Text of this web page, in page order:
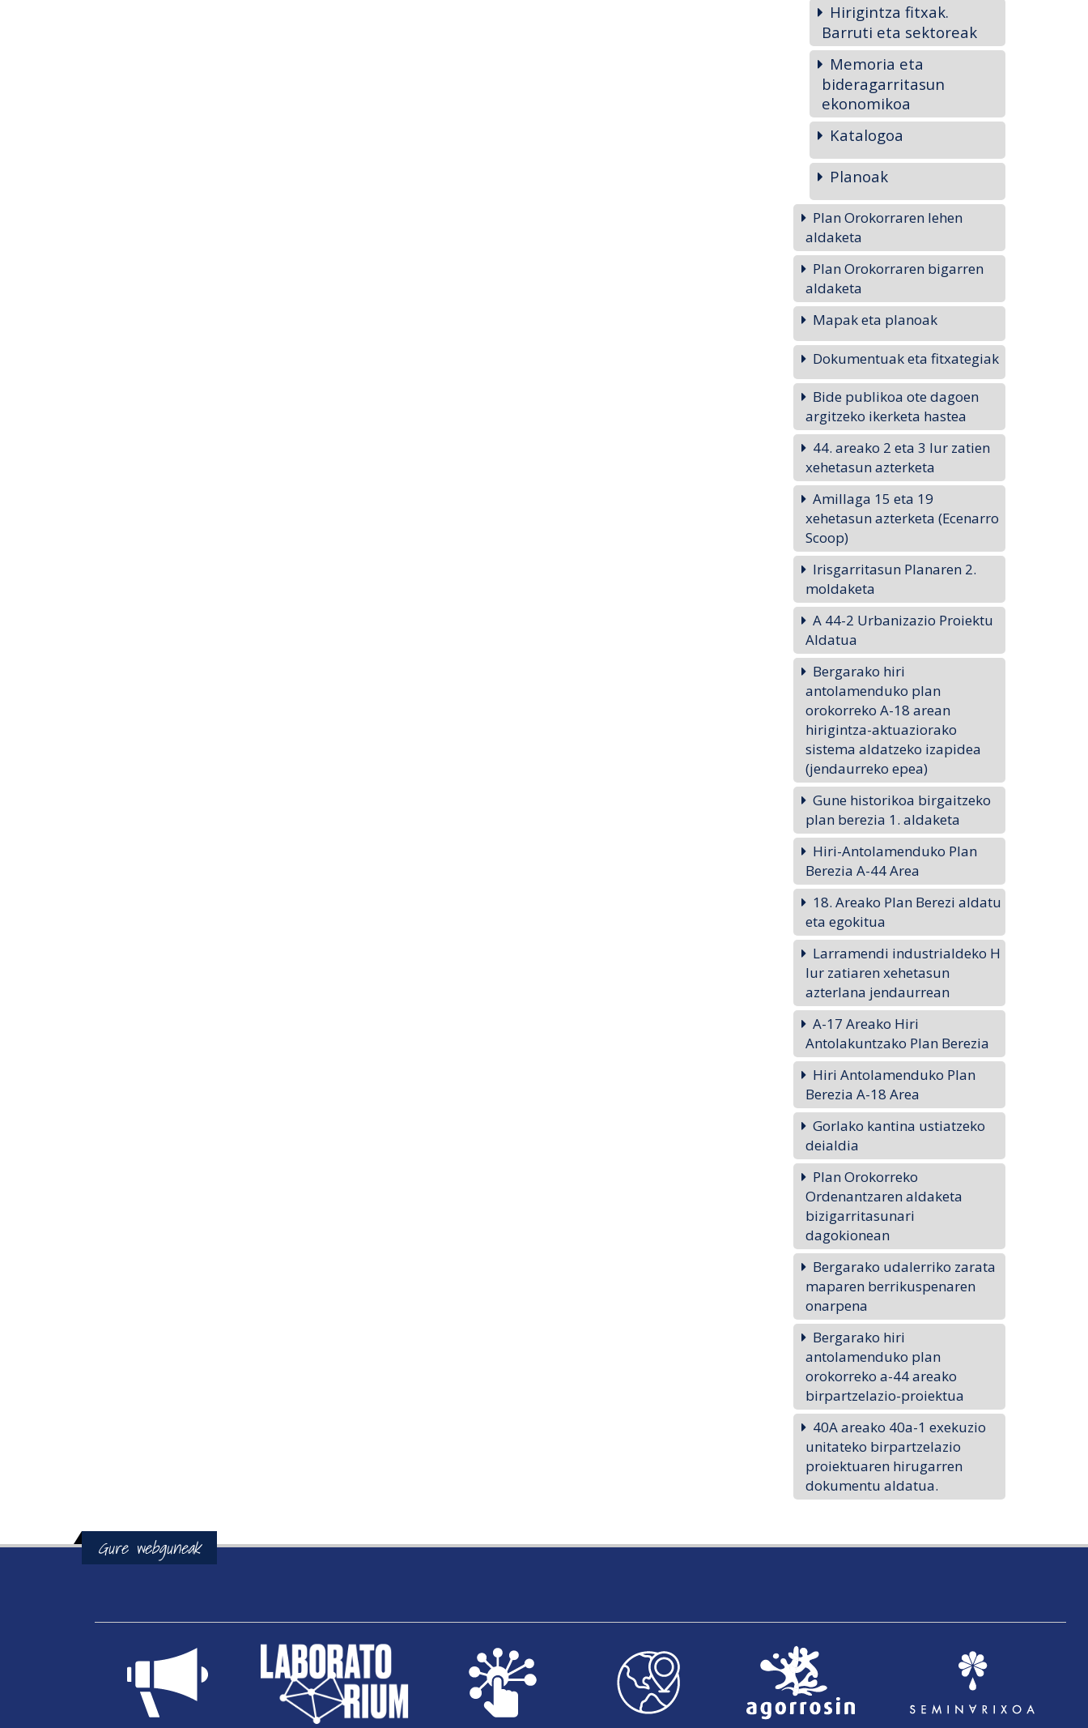
Hirigintza fitxak.
Barruti eta sektoreak
Memoria eta
bideragarritasun
ekonomikoa
Katalogoa
Planoak
Plan Orokorraren lehen
aldaketa
Plan Orokorraren bigarren
aldaketa
Mapak eta planoak
Dokumentuak eta fitxategiak
Bide publikoa ote dagoen
argitzeko ikerketa hastea
44. areako 2 eta 3 lur zatien
xehetasun azterketa
Amillaga 15 eta 19
xehetasun azterketa (Ecenarro
Scoop)
Irisgarritasun Planaren 2.
moldaketa
A 44-2 Urbanizazio Proiektu
Aldatua
Bergarako hiri
antolamenduko plan
orokorreko A-18 arean
hirigintza-aktuaziorako
sistema aldatzeko izapidea
(jendaurreko epea)
Gune historikoa birgaitzeko
plan berezia 1. aldaketa
Hiri-Antolamenduko Plan
Berezia A-44 Area
18. Areako Plan Berezi aldatu
eta egokitua
Larramendi industrialdeko H
lur zatiaren xehetasun
azterlana jendaurrean
A-17 Areako Hiri
Antolakuntzako Plan Berezia
Hiri Antolamenduko Plan
Berezia A-18 Area
Gorlako kantina ustiatzeko
deialdia
Plan Orokorreko
Ordenantzaren aldaketa
bizigarritasunari
dagokionean
Bergarako udalerriko zarata
maparen berrikuspenaren
onarpena
Bergarako hiri
antolamenduko plan
orokorreko a-44 areako
birpartzelazio-proiektua
40A areako 40a-1 exekuzio
unitateko birpartzelazio
proiektuaren hirugarren
dokumentu aldatua.
Gure webguneak